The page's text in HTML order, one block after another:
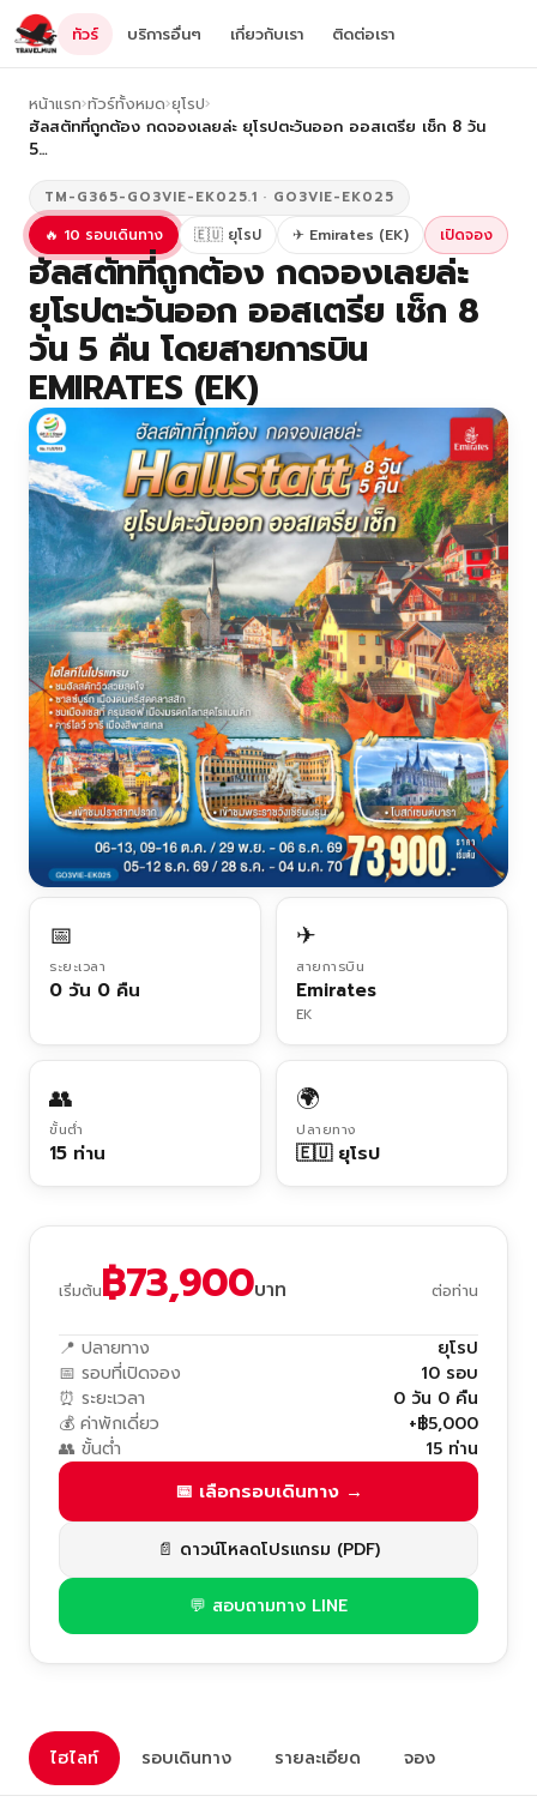
ทัวร์ บริการอื่นๆ เกี่ยวกับเรา ติดต่อเรา
หน้าแรก›ทัวร์ทั้งหมด›ยุโรป›
ฮัลสตัทที่ถูกต้อง กดจองเลยล่ะ ยุโรปตะวันออก ออสเตรีย เช็ก 8 วัน
5…
TM-G365-GO3VIE-EK025.1 · GO3VIE-EK025
🔥 10 รอบเดินทาง 🇪🇺 ยุโรป ✈ Emirates (EK) เปิดจอง
ฮัลสตัทที่ถูกต้อง กดจองเลยล่ะ
ยุโรปตะวันออก ออสเตรีย เช็ก 8
วัน 5 คืน โดยสายการบิน
EMIRATES (EK)
📅
ระยะเวลา
0 วัน 0 คืน
✈
สายการบิน
Emirates
EK
👥
ขั้นต่ำ
15 ท่าน
🌍
ปลายทาง
🇪🇺 ยุโรป
เริ่มต้น฿73,900บาท ต่อท่าน
📍 ปลายทาง
ยุโรป
📅 รอบที่เปิดจอง
10 รอบ
⏰ ระยะเวลา
0 วัน 0 คืน
💰 ค่าพักเดี่ยว
+฿5,000
👥 ขั้นต่ำ
15 ท่าน
📅 เลือกรอบเดินทาง →
📄 ดาวน์โหลดโปรแกรม (PDF)
💬 สอบถามทาง LINE
ไฮไลท์ รอบเดินทาง รายละเอียด จอง